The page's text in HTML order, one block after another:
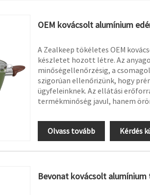
OEM kovácsolt alumínium
A Zealkeep tökéletes OEM
készletet hozott létre. Az
minőségellenőrzésig, a
szigorúan ellenőrizünk, hogy
ügyfeleinknek. Az ellátási
termékminőség javul, hanem
Olvass tovább Kérdés
Bevonat kovácsolt